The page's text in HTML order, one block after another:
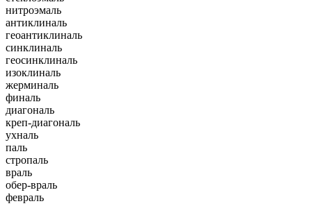
нитроэмаль
антиклиналь
геоантиклиналь
синклиналь
геосинклиналь
изоклиналь
жерминаль
финаль
диагональ
креп-диагональ
ухналь
паль
стропаль
враль
обер-враль
февраль